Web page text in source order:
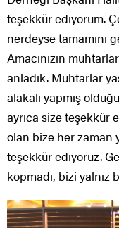
teşekkür ediyorum.
nerdeyse tamamını
Amacınızın
anladık. Muhtarlar
alakalı yapmış
ayrıca size teşekkür
olan bize her zaman
teşekkür ediyoruz.
kopmadı, bizi yalnız